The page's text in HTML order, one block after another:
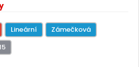
Lineární
Zámečková